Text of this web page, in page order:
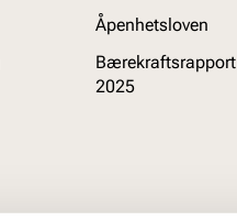
Åpenhetsloven
Bærekraftsrapport
2025